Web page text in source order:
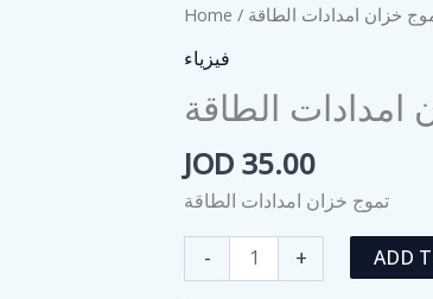
Home / خزان امدادات الطاقة
فيزياء
امدادات الطاقة
JOD 35.00
تموج خزان امدادات الطاقة
-
خزان
+ ADD